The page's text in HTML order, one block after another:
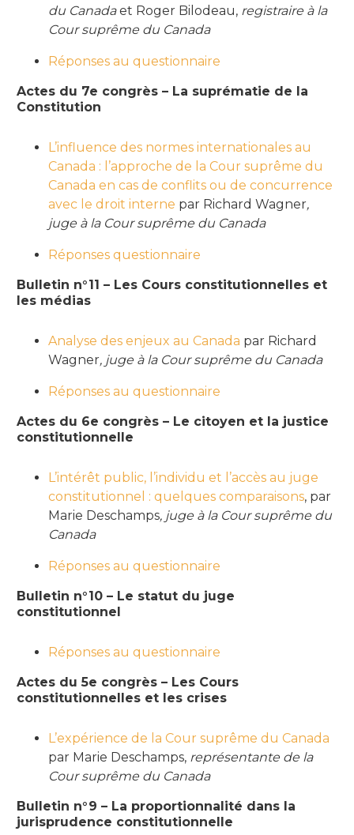
du Canadaet Roger Bilodeau, registraire à la
Cour suprême du Canada
Réponses au questionnaire
Actes du 7e congrès – La suprématie de la
Constitution
L’influence des normes internationales au
Canada : l’approche de la Cour suprême du
Canada en cas de conflits ou de concurrence
avec le droit interne par Richard Wagner,
juge à la Cour suprême du Canada
Réponses questionnaire
Bulletin n°11 – Les Cours constitutionnelles et
les médias
Analyse des enjeux au Canada par Richard
Wagner, juge à la Cour suprême du Canada
Réponses au questionnaire
Actes du 6e congrès – Le citoyen et la justice
constitutionnelle
L’intérêt public, l’individu et l’accès au juge
constitutionnel : quelques comparaisons, par
Marie Deschamps, juge à la Cour suprême du
Canada
Réponses au questionnaire
Bulletin n°10 – Le statut du juge
constitutionnel
Réponses au questionnaire
Actes du 5e congrès – Les Cours
constitutionnelles et les crises
L’expérience de la Cour suprême du Canada
par Marie Deschamps, représentante de la
Cour suprême du Canada
Bulletin n°9 – La proportionnalité dans la
jurisprudence constitutionnelle